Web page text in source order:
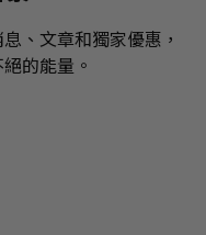
、文章和獨家優惠，
的能量。